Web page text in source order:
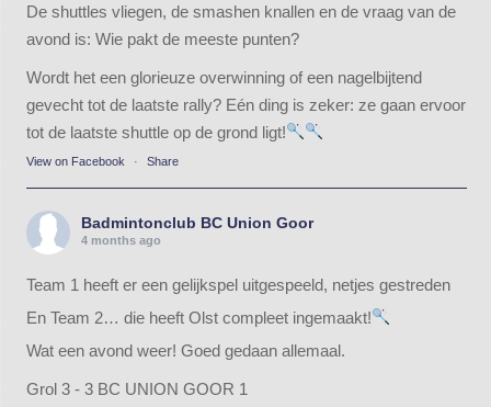
De shuttles vliegen, de smashen knallen en de vraag van de
avond is: Wie pakt de meeste punten?
Wordt het een glorieuze overwinning of een nagelbijtend
gevecht tot de laatste rally? Eén ding is zeker: ze gaan ervoor
tot de laatste shuttle op de grond ligt!
View on Facebook · Share
Badmintonclub BC Union Goor
4 months ago
Team 1 heeft er een gelijkspel uitgespeeld, netjes gestreden
En Team 2… die heeft Olst compleet ingemaakt!
Wat een avond weer! Goed gedaan allemaal.
Grol 3 - 3 BC UNION GOOR 1